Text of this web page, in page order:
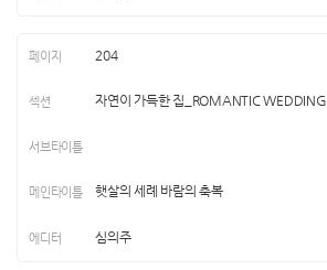
204
자연이 가득한 집_ROMANTIC WEDDING
햇살의 세례 바람의 축복
심의주